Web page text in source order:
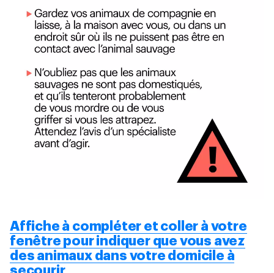
Affiche à compléter et coller à votre
fenêtre pour indiquer que vous avez
des animaux dans votre domicile à